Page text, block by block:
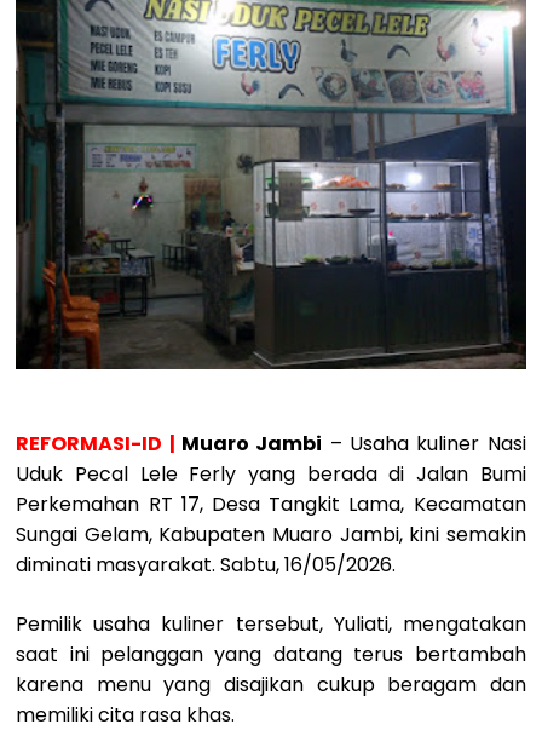
REFORMASI-ID | Muaro Jambi – Usaha kuliner Nasi
Uduk Pecal Lele Ferly yang berada di Jalan Bumi
Perkemahan RT 17, Desa Tangkit Lama, Kecamatan
Sungai Gelam, Kabupaten Muaro Jambi, kini semakin
diminati masyarakat. Sabtu, 16/05/2026.
‎Pemilik usaha kuliner tersebut, Yuliati, mengatakan
saat ini pelanggan yang datang terus bertambah
karena menu yang disajikan cukup beragam dan
memiliki cita rasa khas.